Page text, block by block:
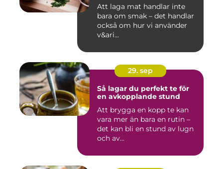
Att laga mat handlar inte
bara om smak – det handlar
också om hur vi använder
v&ari...
29. sep
Så lagar du perfekt te för
en avkopplande stund
Att brygga en kopp te kan
vara mer än bara en rutin –
det kan bli en stund av lugn
och av...